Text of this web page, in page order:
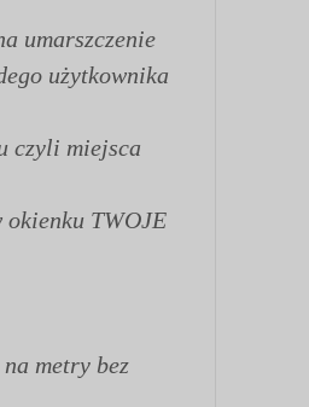
umarszczenie
użytkownika
czyli miejsca
TWOJE
metry bez